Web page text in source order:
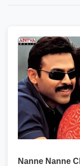
Nanne Nanne